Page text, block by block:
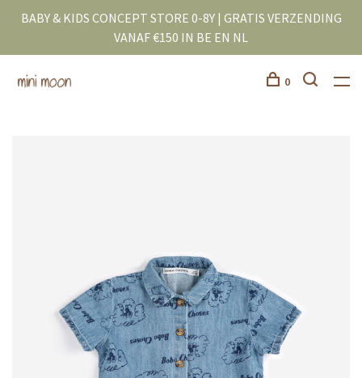
BABY & KIDS CONCEPT STORE 0-8Y | GRATIS VERZENDING
VANAF €150 IN BE EN NL
0